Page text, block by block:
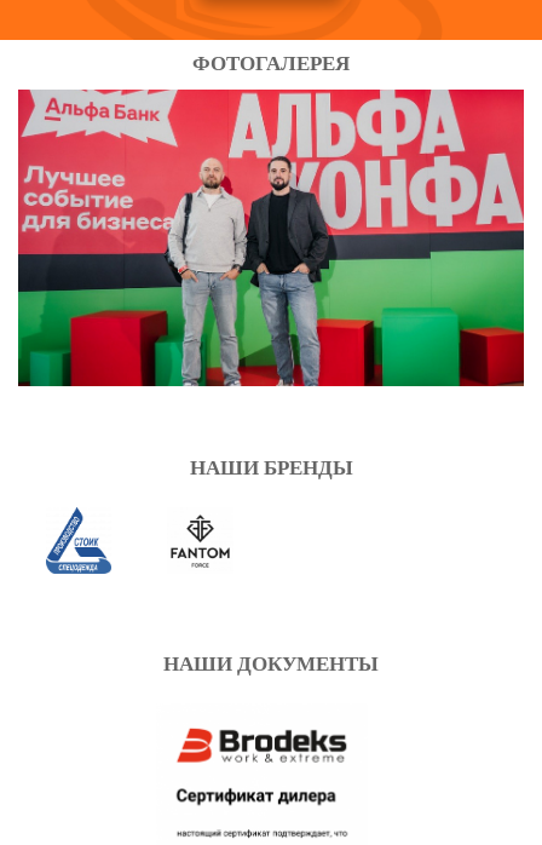
ФОТОГАЛЕРЕЯ
НАШИ БРЕНДЫ
НАШИ ДОКУМЕНТЫ